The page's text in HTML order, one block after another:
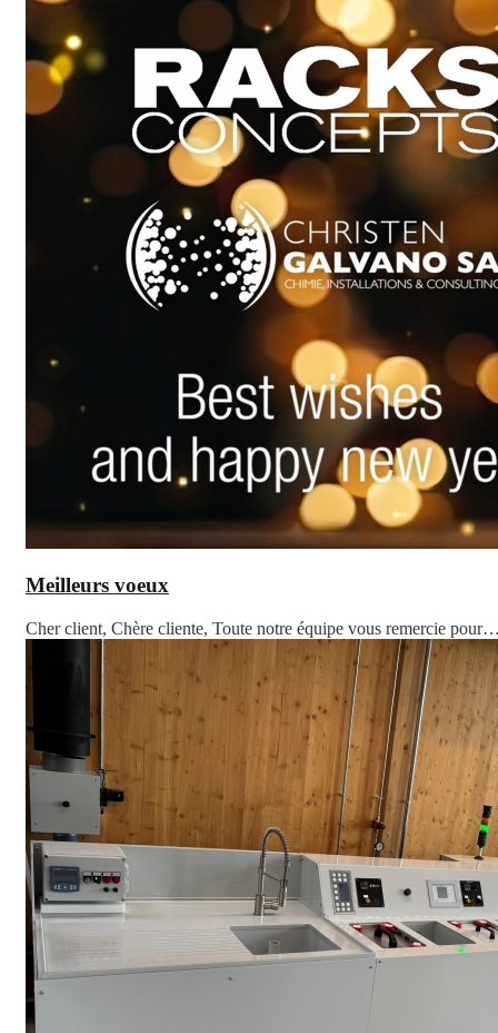
Meilleurs voeux
Cher client, Chère cliente, Toute notre équipe vous remercie